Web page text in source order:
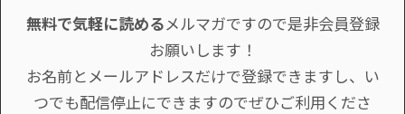
無料で気軽に読めるメルマガですので是非会員登録
お願いします！
お名前とメールアドレスだけで登録できますし、い
つでも配信停止にできますのでぜひご利用くださ